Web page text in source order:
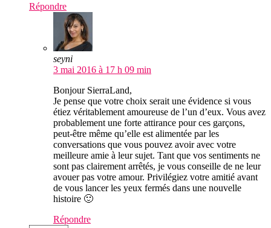
Répondre
seyni
3 mai 2016 à 17 h 09 min
Bonjour SierraLand,
Je pense que votre choix serait une évidence si vous
étiez véritablement amoureuse de l’un d’eux. Vous avez
probablement une forte attirance pour ces garçons,
peut-être même qu’elle est alimentée par les
conversations que vous pouvez avoir avec votre
meilleure amie à leur sujet. Tant que vos sentiments ne
sont pas clairement arrêtés, je vous conseille de ne leur
avouer pas votre amour. Privilégiez votre amitié avant
de vous lancer les yeux fermés dans une nouvelle
histoire 🙂
Répondre